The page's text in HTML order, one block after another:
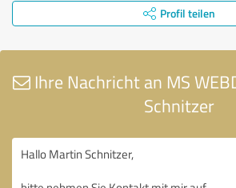
Profil teilen
Ihre Nachricht an MS
Schnitzer